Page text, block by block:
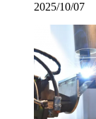
2025/10/07